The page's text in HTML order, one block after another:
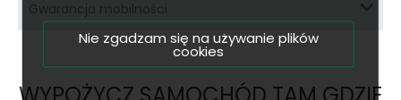
Nie zgadzam się na używanie plików
cookies